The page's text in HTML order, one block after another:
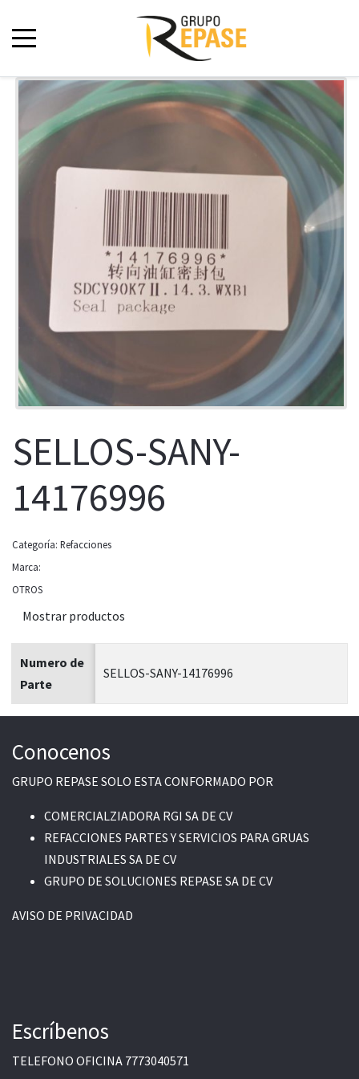
SELLOS-SANY-
14176996
Categoría: Refacciones
Marca:
OTROS
Mostrar productos
Numero de
Parte
SELLOS-SANY-14176996
Conocenos
GRUPO REPASE SOLO ESTA CONFORMADO POR
COMERCIALZIADORA RGI SA DE CV
REFACCIONES PARTES Y SERVICIOS PARA GRUAS
INDUSTRIALES SA DE CV
GRUPO DE SOLUCIONES REPASE SA DE CV
AVISO DE PRIVACIDAD
Escríbenos
TELEFONO OFICINA 7773040571